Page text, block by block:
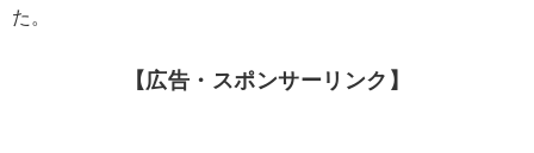
た。
【広告・スポンサーリンク】